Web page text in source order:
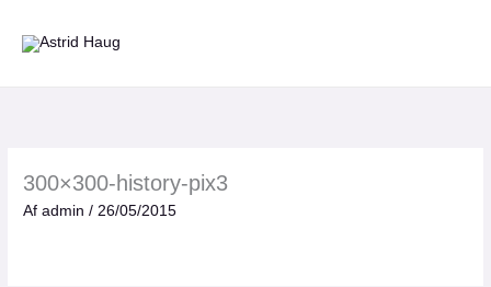
300×300-history-pix3
Afadmin/26/05/2015